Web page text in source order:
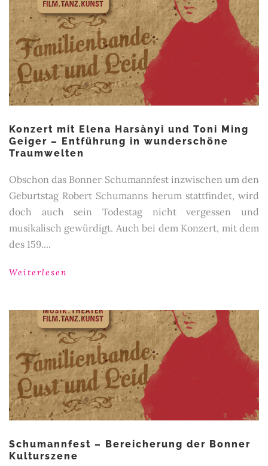
Konzert mit Elena Harsànyi und Toni Ming
Geiger – Entführung in wunderschöne
Traumwelten
Obschon das Bonner Schumannfest inzwischen um den
Geburtstag Robert Schumanns herum stattfindet, wird
doch auch sein Todestag nicht vergessen und
musikalisch gewürdigt. Auch bei dem Konzert, mit dem
des 159....
Weiterlesen
Schumannfest – Bereicherung der Bonner
Kulturszene